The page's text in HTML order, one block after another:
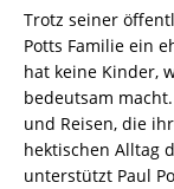
Trotz seiner
Potts Familie ein
hat keine Kinder,
bedeutsam
und Reisen, die
hektischen Alltag
unterstützt Paul